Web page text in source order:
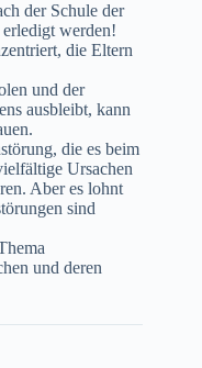
der Schule der
erledigt werden!
die Eltern
und der
ausbleibt, kann
die es beim
Ursachen
Aber es lohnt
sind
und deren